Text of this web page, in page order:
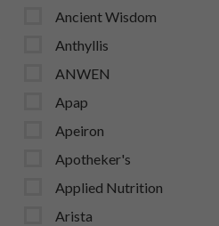
Ancient Wisdom
Anthyllis
ANWEN
Apap
Apeiron
Apotheker's
Applied Nutrition
Arista